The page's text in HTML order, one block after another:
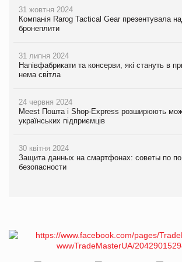
31 жовтня 2024
Компанія Rarog Tactical Gear презентувала
бронеплити
31 липня 2024
Напівфабрикати та консерви, які стануть в
нема світла
24 червня 2024
Meest Пошта і Shop-Express розширюють
українських підприємців
30 квітня 2024
Защита данных на смартфонах: советы по
безопасности